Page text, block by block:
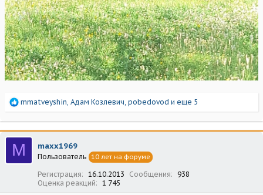
Р
а
к
ц
и
и
mmatveyshin Адам Козлевич pobedovod и еще 5
M maxx1969
Пользователь 10 лет на форуме
Регистрация 16.10.2013 Сообщения
938
Оценка реакций
1 745